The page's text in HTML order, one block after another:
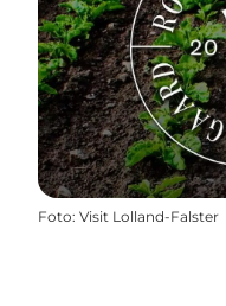
Foto: Visit Lolland-Falster